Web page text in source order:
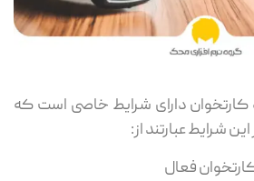
کارتخوان دارای شرایط خاصی است که
شرایط عبارتند از:
فعال